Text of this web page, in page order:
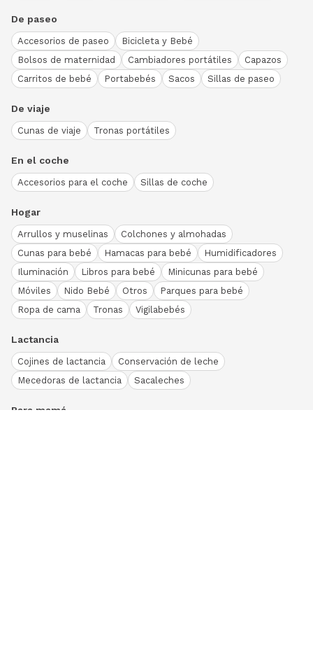
De paseo
Accesorios de paseo
Bicicleta y Bebé
Bolsos de maternidad
Cambiadores portátiles
Capazos
Carritos de bebé
Portabebés Sacos Sillas de paseo
De viaje
Cunas de viaje Tronas portátiles
En el coche
Accesorios para el coche Sillas de coche
Hogar
Arrullos y muselinas
Colchones y almohadas
Cunas para bebé
Hamacas para bebé
Humidificadores
Iluminación
Libros para bebé
Minicunas para bebé
Móviles
Nido Bebé Otros
Parques para bebé
Ropa de cama
Tronas Vigilabebés
Lactancia
Cojines de lactancia
Conservación de leche
Mecedoras de lactancia
Sacaleches
Para mamá